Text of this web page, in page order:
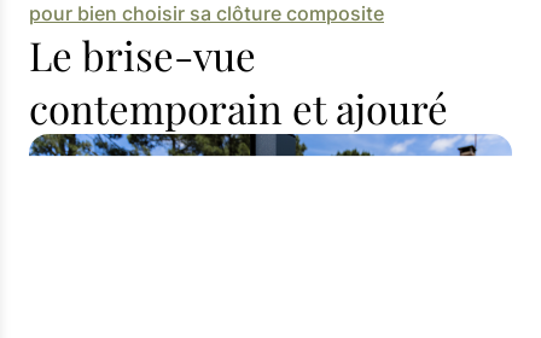
pour bien choisir sa clôture composite
Le brise-vue
contemporain et ajouré